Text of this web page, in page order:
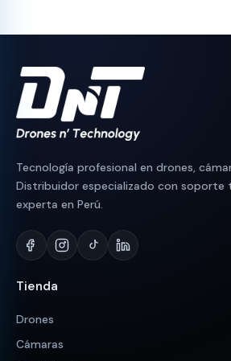
Tecnología profesional en drones,
Distribuidor especializado con soporte
experta en Perú.
Tienda
Drones
Cámaras